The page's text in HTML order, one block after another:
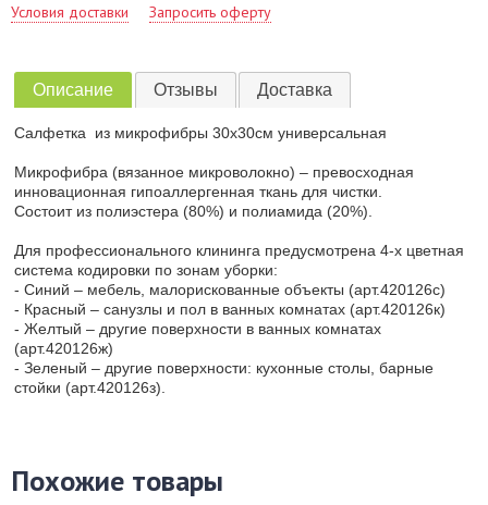
Условия доставки
Запросить оферту
Описание Отзывы Доставка
Салфетка из микрофибры 30х30см универсальная
Микрофибра (вязанное микроволокно) – превосходная
инновационная гипоаллергенная ткань для чистки.
Состоит из полиэстера (80%) и полиамида (20%).
Для профессионального клининга предусмотрена 4-х цветная
система кодировки по зонам уборки:
- Синий – мебель, малорискованные объекты (арт.420126с)
- Красный – санузлы и пол в ванных комнатах (арт.420126к)
- Желтый – другие поверхности в ванных комнатах
(арт.420126ж)
- Зеленый – другие поверхности: кухонные столы, барные
стойки (арт.420126з).
Похожие товары